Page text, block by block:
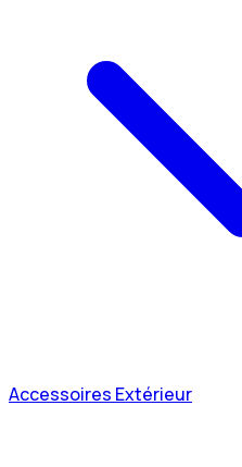
Accessoires Extérieur